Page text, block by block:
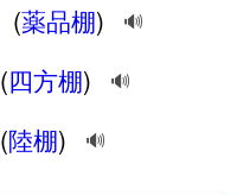
(薬品棚) 🔊
(四方棚) 🔊
(陸棚) 🔊